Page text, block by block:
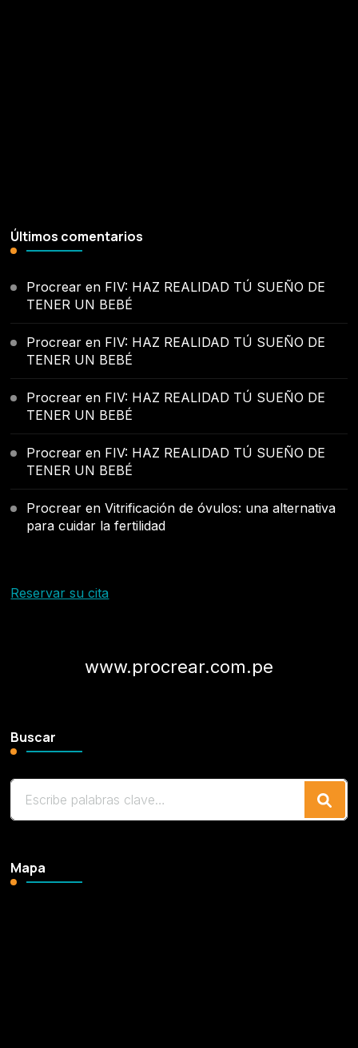
Últimos comentarios
Procrear en FIV: HAZ REALIDAD TÚ SUEÑO DE
TENER UN BEBÉ
Procrear en FIV: HAZ REALIDAD TÚ SUEÑO DE
TENER UN BEBÉ
Procrear en FIV: HAZ REALIDAD TÚ SUEÑO DE
TENER UN BEBÉ
Procrear en FIV: HAZ REALIDAD TÚ SUEÑO DE
TENER UN BEBÉ
Procrear enVitrificación de óvulos: una alternativa
para cuidar la fertilidad
Reservar su cita
www.procrear.com.pe
Buscar
Mapa